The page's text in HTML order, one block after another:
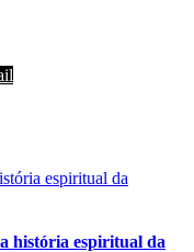
espiritual da
história espiritual da